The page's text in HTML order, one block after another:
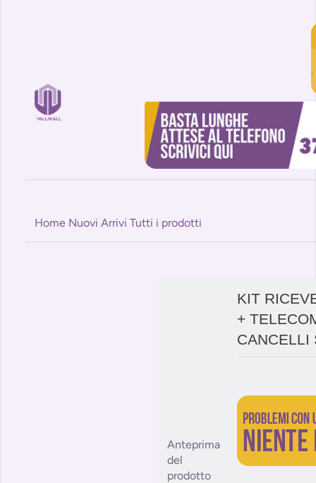
Home Nuovi Arrivi Tutti i prodotti
Anteprima
del
prodotto
KIT
+
CANCELLI